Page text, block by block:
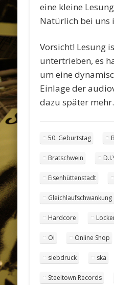
eine kleine
Natürlich bei uns
Vorsicht! Lesung
untertrieben, es
um eine
Einlage der
dazu später mehr.
50. Geburtstag
Bratschwein
Eisenhüttenstadt
Gleichlaufschwankung
Hardcore
Oi Online Shop
siebdruck ska
Steeltown Records